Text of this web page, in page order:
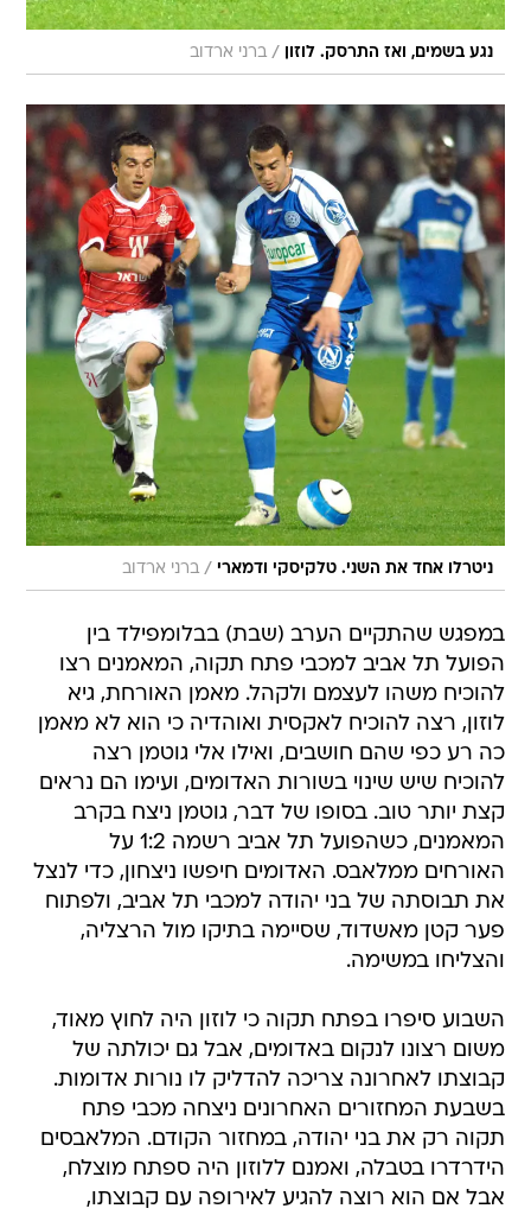
נגע בשמים, ואז התרסק. לוזון / ברני ארדוב
ניטרלו אחד את השני. טלקיסקי ודמארי / ברני ארדוב
במפגש שהתקיים הערב (שבת) בבלומפילד בין
הפועל תל אביב למכבי פתח תקוה, המאמנים רצו
להוכיח משהו לעצמם ולקהל. מאמן האורחת, גיא
לוזון, רצה להוכיח לאקסית ואוהדיה כי הוא לא מאמן
כה רע כפי שהם חושבים, ואילו אלי גוטמן רצה
להוכיח שיש שינוי בשורות האדומים, ועימו הם נראים
קצת יותר טוב. בסופו של דבר, גוטמן ניצח בקרב
המאמנים, כשהפועל תל אביב רשמה 1:2 על
האורחים ממלאבס. האדומים חיפשו ניצחון, כדי לנצל
את תבוסתה של בני יהודה למכבי תל אביב, ולפתוח
פער קטן מאשדוד, שסיימה בתיקו מול הרצליה,
והצליחו במשימה.
השבוע סיפרו בפתח תקוה כי לוזון היה לחוץ מאוד,
משום רצונו לנקום באדומים, אבל גם יכולתה של
קבוצתו לאחרונה צריכה להדליק לו נורות אדומות.
בשבעת המחזורים האחרונים ניצחה מכבי פתח
תקוה רק את בני יהודה, במחזור הקודם. המלאבסים
הידרדרו בטבלה, ואמנם ללוזון היה ספתח מוצלח,
אבל אם הוא רוצה להגיע לאירופה עם קבוצתו,